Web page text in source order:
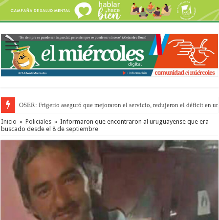
OSER: Frigerio aseguró que mejoraron el servicio, redujeron el déficit en
Inicio » Policiales » Informaron que encontraron al uruguayense que era
buscado desde el 8 de septiembre